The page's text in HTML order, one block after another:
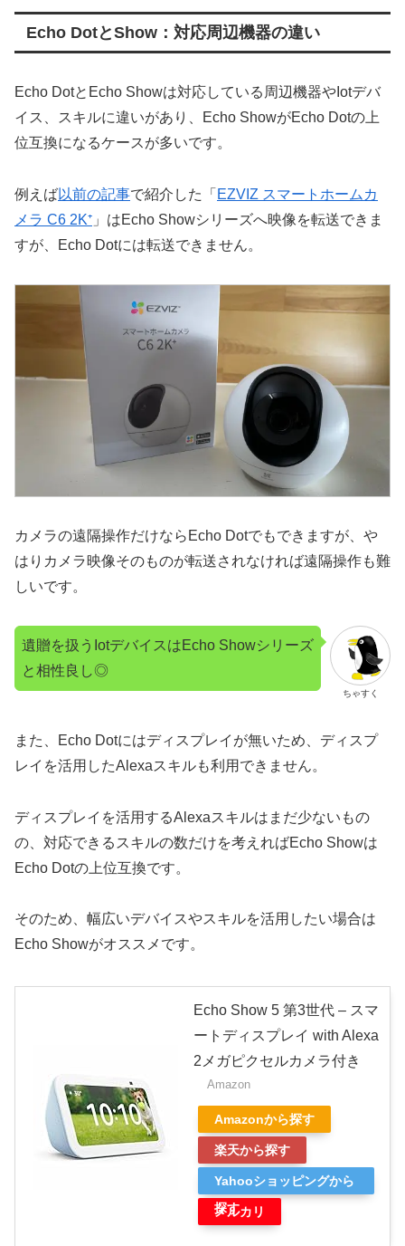
Echo DotとShow：対応周辺機器の違い
Echo DotとEcho Showは対応している周辺機器やIotデバ
イス、スキルに違いがあり、Echo ShowがEcho Dotの上
位互換になるケースが多いです。
例えば以前の記事で紹介した「 EZVIZ スマートホームカ
メラ C6 2K⁺ 」はEcho Showシリーズへ映像を転送できま
すが、Echo Dotには転送できません。
カメラの遠隔操作だけならEcho Dotでもできますが、や
はりカメラ映像そのものが転送されなければ遠隔操作も難
しいです。
ちゃすく
遺贈を扱うIotデバイスはEcho Showシリーズ
と相性良し◎
また、Echo Dotにはディスプレイが無いため、ディスプ
レイを活用したAlexaスキルも利用できません。
ディスプレイを活用するAlexaスキルはまだ少ないもの
の、対応できるスキルの数だけを考えればEcho Showは
Echo Dotの上位互換です。
そのため、幅広いデバイスやスキルを活用したい場合は
Echo Showがオススメです。
Echo Show 5 第3世代 – スマ
ートディスプレイ with Alexa
2メガピクセルカメラ付き
Amazon
Amazonから探す
楽天から探す
Yahooショッピングから
探す
メルカリ